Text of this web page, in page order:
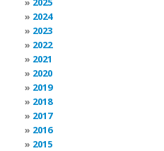
2024
2023
2022
2021
2020
2019
2018
2017
2016
2015